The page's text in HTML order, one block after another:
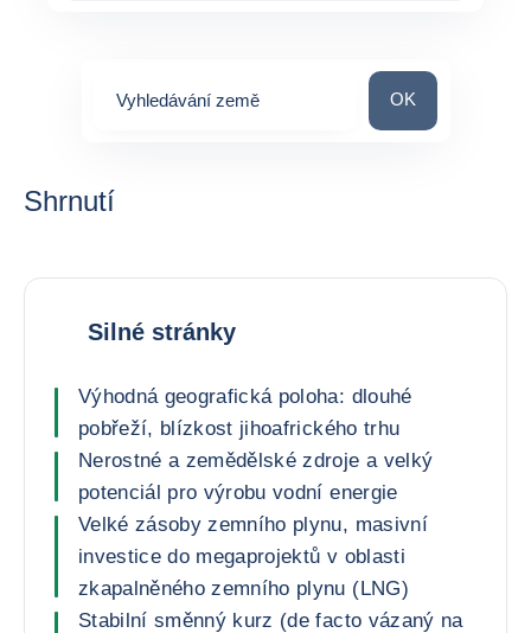
Vyhledávání země Vyhledávání země
OK
Shrnutí
Silné stránky
Výhodná geografická poloha: dlouhé
pobřeží, blízkost jihoafrického trhu
Nerostné a zemědělské zdroje a velký
potenciál pro výrobu vodní energie
Velké zásoby zemního plynu, masivní
investice do megaprojektů v oblasti
zkapalněného zemního plynu (LNG)
Stabilní směnný kurz (de facto vázaný na